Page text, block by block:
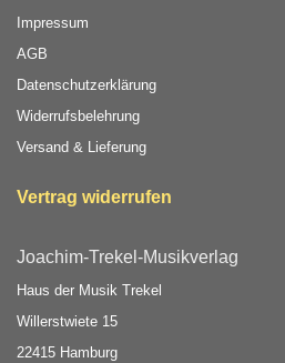
Impressum
AGB
Datenschutzerklärung
Widerrufsbelehrung
Versand & Lieferung
Vertrag widerrufen
Joachim-Trekel-Musikverlag
Haus der Musik Trekel
Willerstwiete 15
22415 Hamburg